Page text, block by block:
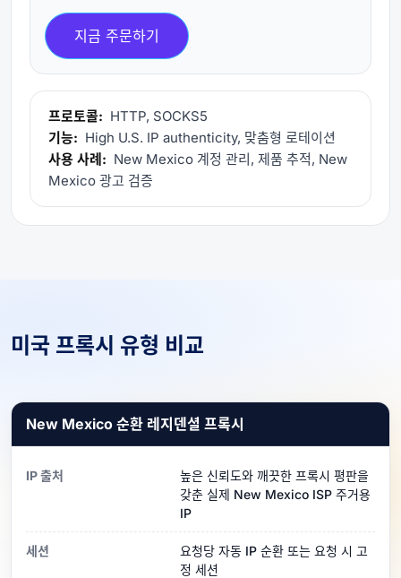
지금 주문하기
프로토콜: HTTP, SOCKS5
기능: High U.S. IP authenticity, 맞춤형 로테이션
사용 사례: New Mexico 계정 관리, 제품 추적, New
Mexico 광고 검증
미국 프록시 유형 비교
New Mexico 순환 레지덴셜 프록시
IP 출처
높은 신뢰도와 깨끗한 프록시 평판을
갖춘 실제 New Mexico ISP 주거용
IP
세션
요청당 자동 IP 순환 또는 요청 시 고
정 세션